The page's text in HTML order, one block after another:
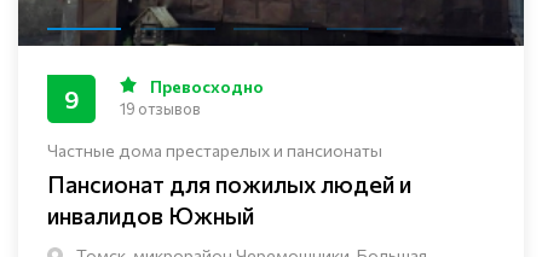
Частные дома престарелых и пансионаты
Пансионат для пожилых людей и
инвалидов Южный
9 Превосходно
19 отзывов